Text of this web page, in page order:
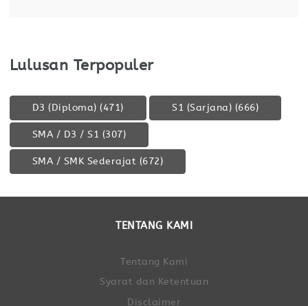
Lulusan Terpopuler
D3 (Diploma) (471) S1 (Sarjana) (666)
SMA / D3 / S1 (307)
SMA / SMK Sederajat (672)
TENTANG KAMI
Tentang Kami
Syarat dan Ketentuan
Disclaimer